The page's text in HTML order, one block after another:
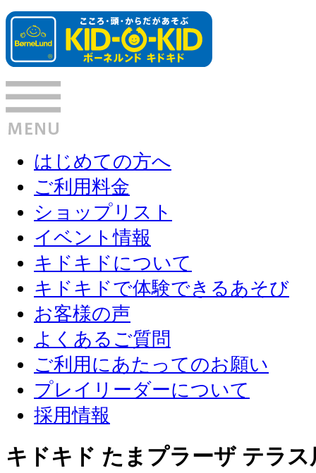
はじめての方へ
ご利用料金
ショップリスト
イベント情報
キドキドについて
キドキドで体験できるあそび
お客様の声
よくあるご質問
ご利用にあたってのお願い
プレイリーダーについて
採用情報
キドキド たまプラーザ テラ